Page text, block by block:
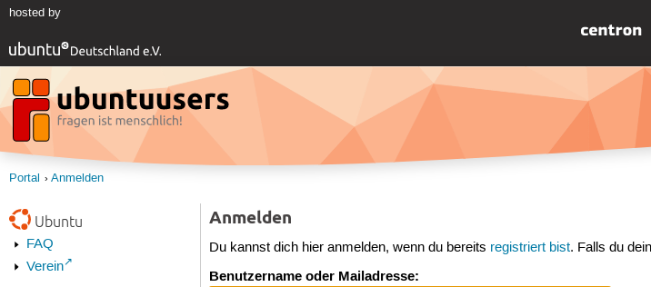
hosted by
Portal Anmelden
Ubuntu
FAQ
Verein
Anmelden
Du kannst dich hier anmelden, wenn du bereits registriert bist. Falls du
Benutzername oder Mailadresse: